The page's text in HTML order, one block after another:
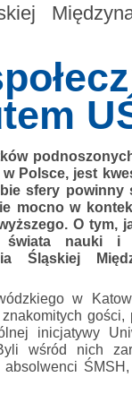
Polsce, jest
sfery powinny
mocno w
O tym,
świata nauki i
Śląskiej
w
gości,
inicjatywy
wśród nich